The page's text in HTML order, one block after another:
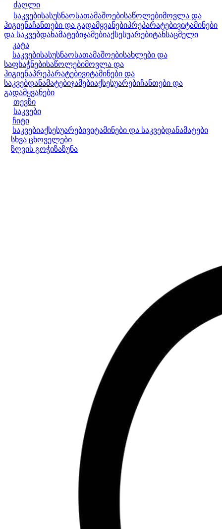
ძაღლი
საკვებისასუსნაოსათამაშოებისაწოლებიმოვლა და
ჰიგიენაჩანთები და გადამყვანებიპრეპარატებივიტამინები
და საკვებდანამატებიჯამებიაქსესუარებიტანსაცმელი
კატა
საკვებისასუსნაოსათამაშოებისახლები და
საფხაჭნებისაწოლებიმოვლა და
ჰიგიენაპრეპარატებივიტამინები და
საკვებდანამატებიჯამებიაქსესუარებიჩანთები და
გადამყვანები
თევზი
საკვები
ჩიტი
საკვებიაქსესუარებივიტამინები და საკვებდანამატები
სხვა ცხოველები
ზღვის გოჭიზაზუნა